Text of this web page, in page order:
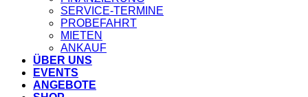
SERVICE-TERMINE
PROBEFAHRT
MIETEN
ANKAUF
ÜBER UNS
EVENTS
ANGEBOTE